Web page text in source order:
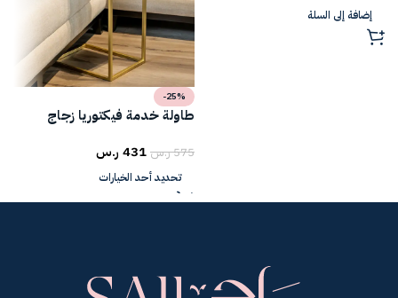
إضافة إلى السلة
-25%
طاولة خدمة فيكتوريا زجاج
575ر.س431 ر.س
تحديد أحد الخيارات